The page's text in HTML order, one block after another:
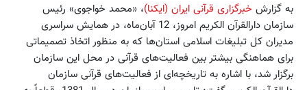
به گزارش خبر‌گزاری قرآنی ایران (ایکنا)، «محمد خواجوی» رئیس
سازمان دارالقرآن الکریم امروز، 12 آبان‌ماه، در همایش سراسری
مدیران کل تبلیغات اسلامی استان‌ها که به منظور اتخاذ تصمیماتی
برای هماهنگی بیشتر بین فعالیت‌های قرآنی در محل این سازمان
برگزار شد، با اشاره به تاریخچه‌ای از فعالیت‌های قرآنی سازمان